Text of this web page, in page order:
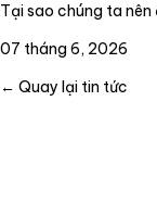
Tại sao chúng ta
07 tháng 6, 2026
← Quay lại tin tức